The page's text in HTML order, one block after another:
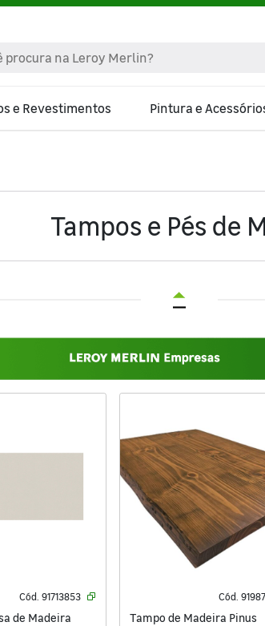
e Revestimentos Pintura e
Tampos e Pés de
Cód. 91713853
de Madeira
Cód.
Tampo de Madeira Pinus